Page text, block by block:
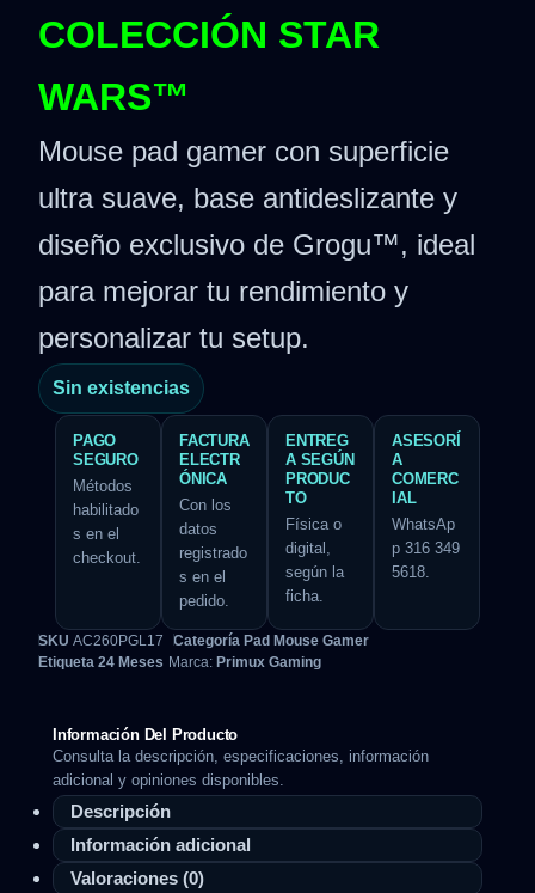
COLECCIÓN STAR
WARS™
Mouse pad gamer con superficie
ultra suave, base antideslizante y
diseño exclusivo de Grogu™, ideal
para mejorar tu rendimiento y
personalizar tu setup.
Sin existencias
PAGO
SEGURO
Métodos
habilitado
s en el
checkout.
FACTURA
ELECTR
ÓNICA
Con los
datos
registrado
s en el
pedido.
ENTREG
A SEGÚN
PRODUC
TO
Física o
digital,
según la
ficha.
ASESORÍ
A
COMERC
IAL
WhatsAp
p 316 349
5618.
SKU AC260PGL17 Categoría Pad Mouse Gamer
Etiqueta 24 Meses Marca: Primux Gaming
Información Del Producto
Consulta la descripción, especificaciones, información
adicional y opiniones disponibles.
Descripción
Información adicional
Valoraciones (0)